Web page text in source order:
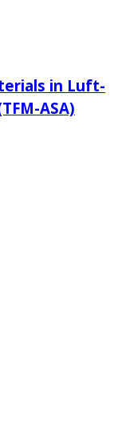
in Luft-
ASA)